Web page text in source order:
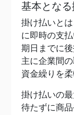
基本とな
掛け払いと
に即時の支
期日までに
主に企業間
資金繰りを
掛け払いの
待たずに商